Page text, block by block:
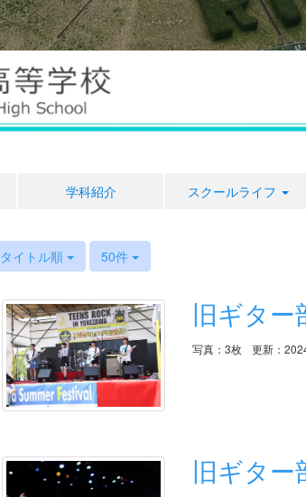
学科紹介 スクールライフ
タイトル順
50件
旧ギター
写真：3枚 更新：
旧ギター